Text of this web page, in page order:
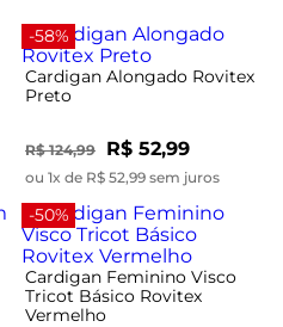
-58%
Cardigan Alongado Rovitex
Preto
R$ 124,99 R$ 52,99
ou 1x de R$ 52,99 sem juros
-50%
Cardigan Feminino Visco
Tricot Básico Rovitex
Vermelho